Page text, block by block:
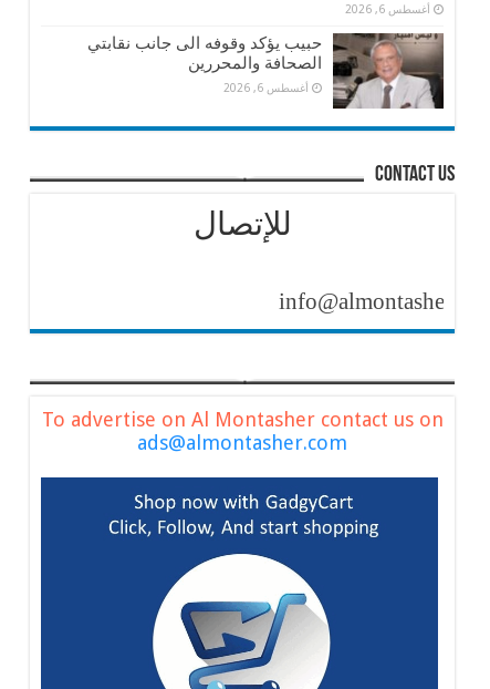
أغسطس 6, 2026
حبيب يؤكد وقوفه الى جانب نقابتي
الصحافة والمحررين
أغسطس 6, 2026
contact us
للإتصال
info@almontasher.com
To advertise on Al Montasher contact us on
ads@almontasher.com